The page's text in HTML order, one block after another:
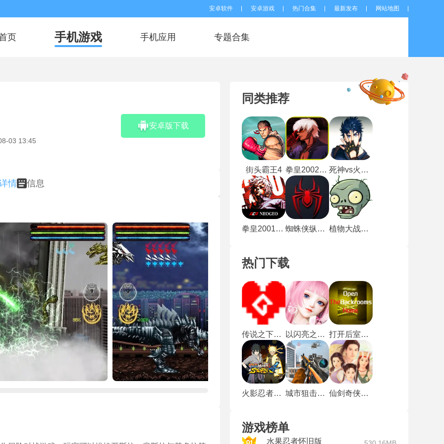
安卓软件 安卓游戏 热门合集 最新发布 网站地图
页 手机游戏 手机应用 专题合集
03 13:45
安卓版下载
情 信息
同类推荐
街头霸王4 拳皇2002风云再起 死神vs火影jojo版
拳皇2001风云再起 蜘蛛侠纵横宇宙 植物大战僵尸戴夫有枪
热门下载
传说之下沃玛战 以闪亮之名新马服 打开后室归宿
火影忍者究极风暴4手机版 城市狙击行动 仙剑奇侠传1重制版
游戏榜单
水果忍者怀旧版